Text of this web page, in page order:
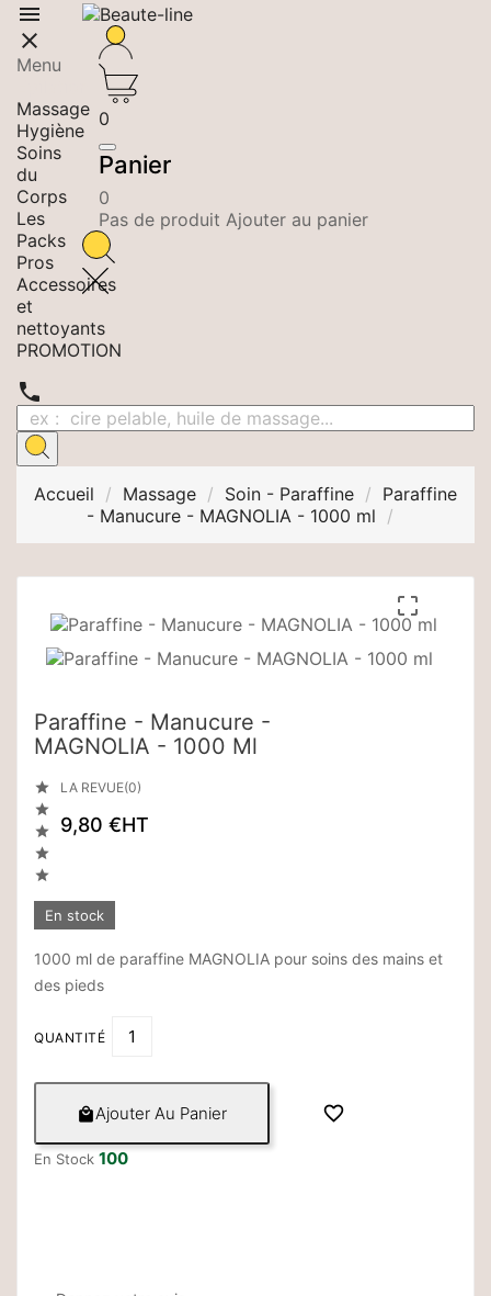


Menu
Massage
Hygiène
Soins
du
Corps
Les
Packs
Pros
Accessoires
et
nettoyants
PROMOTION

0
Panier
0
Pas de produit Ajouter au panier
Accueil Massage Soin - Paraffine
Paraffine
- Manucure - MAGNOLIA - 1000 ml

Paraffine - Manucure -
MAGNOLIA - 1000 Ml





LA REVUE(0)
9,80 €HT
En stock
1000 ml de paraffine MAGNOLIA pour soins des mains et
des pieds
QUANTITÉ
Ajouter Au Panier 
En Stock 100